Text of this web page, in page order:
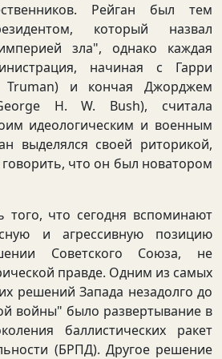
Рейган был тем
который назвал
зла", однако каждая
начиная с Гарри
Truman) и кончая Джорджем
H. W. Bush), считала
идеологическим и военным
выделялся своей риторикой,
что он был новатором
того, что сегодня вспоминают
и агрессивную позицию
Советского Союза, не
правде. Одним из самых
решений Запада незадолго до
войны" было развертывание в
баллистических ракет
(БРПД). Другое решение